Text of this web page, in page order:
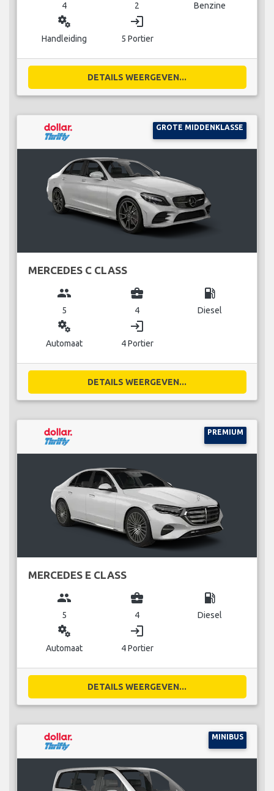
4 2 Benzine
miscellaneous_services
Handleiding
login
5 Portier
DETAILS WEERGEVEN...
GROTE MIDDENKLASSE
MERCEDES C CLASS
group
5
business_center
4
local_gas_station
Diesel
miscellaneous_services
Automaat
login
4 Portier
DETAILS WEERGEVEN...
PREMIUM
MERCEDES E CLASS
group
5
business_center
4
local_gas_station
Diesel
miscellaneous_services
Automaat
login
4 Portier
DETAILS WEERGEVEN...
MINIBUS